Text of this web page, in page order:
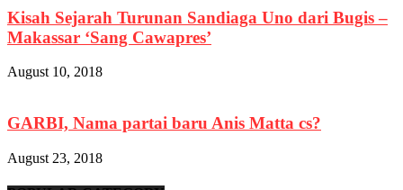
Kisah Sejarah Turunan Sandiaga Uno dari Bugis –
Makassar ‘Sang Cawapres’
August 10, 2018
GARBI, Nama partai baru Anis Matta cs?
August 23, 2018